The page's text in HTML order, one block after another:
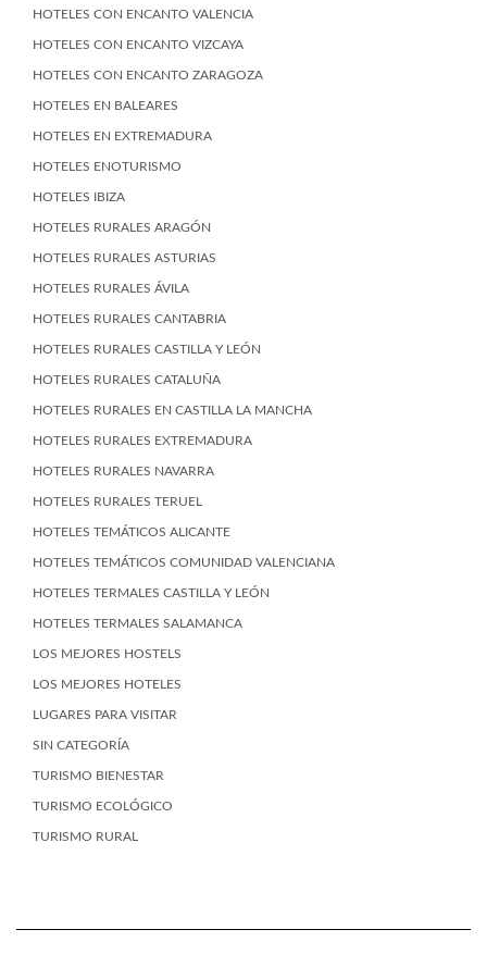
HOTELES CON ENCANTO VALENCIA
HOTELES CON ENCANTO VIZCAYA
HOTELES CON ENCANTO ZARAGOZA
HOTELES EN BALEARES
HOTELES EN EXTREMADURA
HOTELES ENOTURISMO
HOTELES IBIZA
HOTELES RURALES ARAGÓN
HOTELES RURALES ASTURIAS
HOTELES RURALES ÁVILA
HOTELES RURALES CANTABRIA
HOTELES RURALES CASTILLA Y LEÓN
HOTELES RURALES CATALUÑA
HOTELES RURALES EN CASTILLA LA MANCHA
HOTELES RURALES EXTREMADURA
HOTELES RURALES NAVARRA
HOTELES RURALES TERUEL
HOTELES TEMÁTICOS ALICANTE
HOTELES TEMÁTICOS COMUNIDAD VALENCIANA
HOTELES TERMALES CASTILLA Y LEÓN
HOTELES TERMALES SALAMANCA
LOS MEJORES HOSTELS
LOS MEJORES HOTELES
LUGARES PARA VISITAR
SIN CATEGORÍA
TURISMO BIENESTAR
TURISMO ECOLÓGICO
TURISMO RURAL